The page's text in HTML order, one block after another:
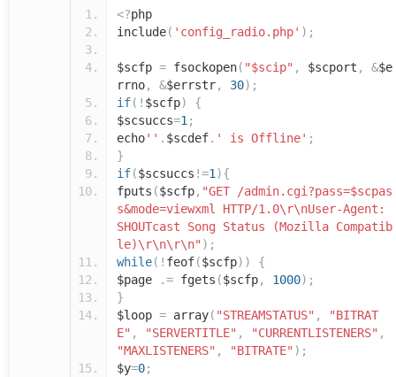
<?php
include( 'config_radio.php' );
$scfp = fsockopen( "$scip" , $scport , &$e
rrno, &$errstr, 30);
if(! $scfp)
{
$scsuccs=1 ;
echo'' . $scdef. ' is Offline' ;
}
if($scsuccs !=1 ){
fputs ($scfp, "GET /admin.cgi?pass=$scpas
s&mode=viewxml HTTP/1.0\r\nUser-Agent:
SHOUTcast Song Status (Mozilla Compatib
le)\r\n\r\n" );
while(! feof($scfp))
{
$page
.= fgets ($scfp, 1000);
}
$loop = array( "STREAMSTATUS" ,
"BITRAT
E" , "SERVERTITLE" , "CURRENTLISTENERS" ,
"MAXLISTENERS" , "BITRATE" );
$y=0;